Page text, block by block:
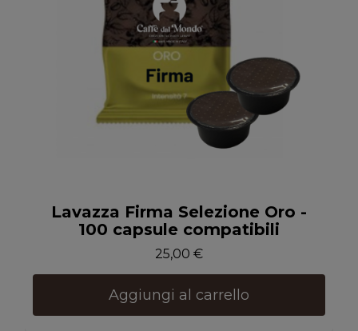
Anteprima
Lavazza Firma Selezione Oro -
100 capsule compatibili
25,00 €
Aggiungi al carrello